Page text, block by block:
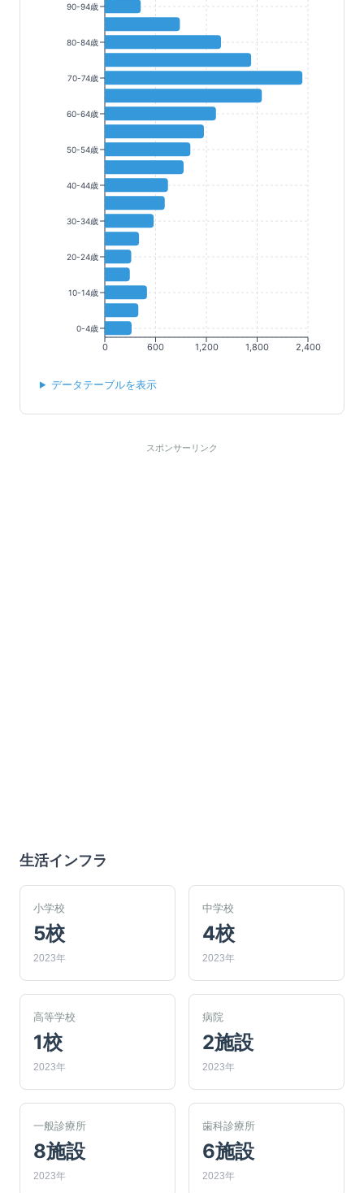
0 600 1,200 1,800 2,400
90-94歳
80-84歳
70-74歳
60-64歳
50-54歳
40-44歳
30-34歳
20-24歳
10-14歳
0-4歳
データテーブルを表示
スポンサーリンク
生活インフラ
小学校
5校
2023年
中学校
4校
2023年
高等学校
1校
2023年
病院
2施設
2023年
一般診療所
8施設
2023年
歯科診療所
6施設
2023年